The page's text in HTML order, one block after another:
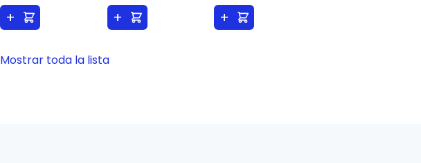
+
+
+
Mostrar toda la lista